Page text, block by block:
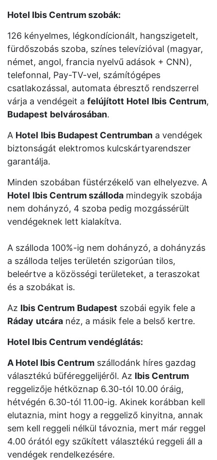
Hotel Ibis Centrum szobák:
126 kényelmes, légkondícionált, hangszigetelt,
fürdőszobás szoba, színes televízióval (magyar,
német, angol, francia nyelvű adások + CNN),
telefonnal, Pay-TV-vel, számítógépes
csatlakozással, automata ébresztő rendszerrel
várja a vendégeit a felújított Hotel Ibis Centrum,
Budapest belvárosában.
A Hotel Ibis Budapest Centrumban a vendégek
biztonságát elektromos kulcskártyarendszer
garantálja.
Minden szobában füstérzékelő van elhelyezve. A
Hotel Ibis Centrum szálloda mindegyik szobája
nem dohányzó, 4 szoba pedig mozgássérült
vendégeknek lett kialakítva.
A szálloda 100%-ig nem dohányzó, a dohányzás
a szálloda teljes területén szigorúan tilos,
beleértve a közösségi területeket, a teraszokat
és a szobákat is.
Az Ibis Centrum Budapest szobái egyik fele a
Ráday utcára néz, a másik fele a belső kertre.
Hotel Ibis Centrum vendéglátás:
A Hotel Ibis Centrum szállodánk híres gazdag
választékú büféreggelijéről. Az Ibis Centrum
reggelizője hétköznap 6.30-tól 10.00 óráig,
hétvégén 6.30-tól 11.00-ig. Akinek korábban kell
elutaznia, mint hogy a reggeliző kinyitna, annak
sem kell reggeli nélkül távoznia, mert már reggel
4.00 órától egy szűkített választékú reggeli áll a
vendégek rendelkezésére.